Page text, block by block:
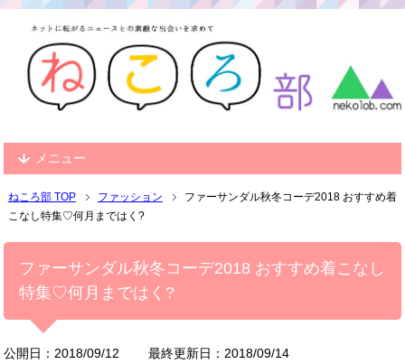
メニュー
ねころ部 TOP ファッション
ファーサンダル秋冬コーデ2018 おすすめ着
こなし特集♡何月まではく?
ファーサンダル秋冬コーデ2018 おすすめ着こなし
特集♡何月まではく?
公開日：2018/09/12 最終更新日：2018/09/14